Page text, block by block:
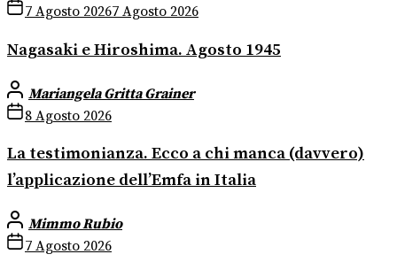
7 Agosto 20267 Agosto 2026
Nagasaki e Hiroshima. Agosto 1945
Mariangela Gritta Grainer
8 Agosto 2026
La testimonianza. Ecco a chi manca (davvero)
l’applicazione dell’Emfa in Italia
Mimmo Rubio
7 Agosto 2026